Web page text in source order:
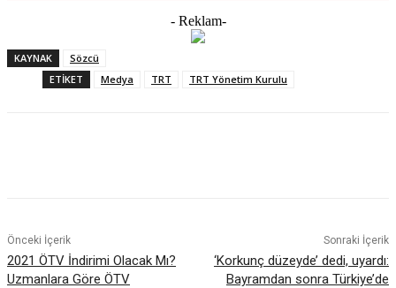
- Reklam-
KAYNAK
Sözcü
ETIKET
Medya TRT TRT Yönetim Kurulu
Önceki İçerik
2021 ÖTV İndirimi Olacak Mı?
Uzmanlara Göre ÖTV
Sonraki İçerik
‘Korkunç düzeyde’ dedi, uyardı:
Bayramdan sonra Türkiye’de